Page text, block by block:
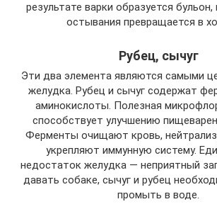
результате варки образуется
остывания превращается в
Рубец, сычуг
Эти два элемента являются самыми
желудка. Рубец и сычуг содержат
аминокислоты. Полезная
способствует улучшению
Ферменты очищают кровь,
укрепляют иммунную систему.
недостаток желудка — неприятный
давать собаке, сычуг и рубец
промыть в воде.